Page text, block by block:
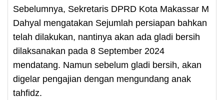
Sebelumnya, Sekretaris DPRD Kota Makassar M
Dahyal mengatakan Sejumlah persiapan bahkan
telah dilakukan, nantinya akan ada gladi bersih
dilaksanakan pada 8 September 2024
mendatang. Namun sebelum gladi bersih, akan
digelar pengajian dengan mengundang anak
tahfidz.